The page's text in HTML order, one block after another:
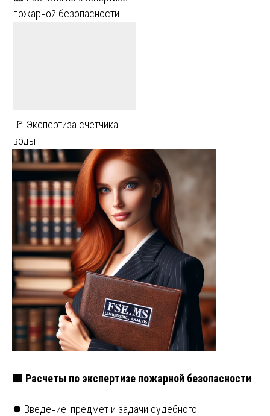
пожарной безопасности
🚩 Экспертиза счетчика
воды
🟥 Расчеты по экспертизе пожарной безопасности
⏺️ Введение: предмет и задачи судебного